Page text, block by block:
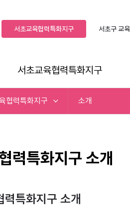
서초교육협력특화지구 서초구교
서초교육협력특화지구
협력특화지구 소개
력특화지구 소개
력특화지구 소개​